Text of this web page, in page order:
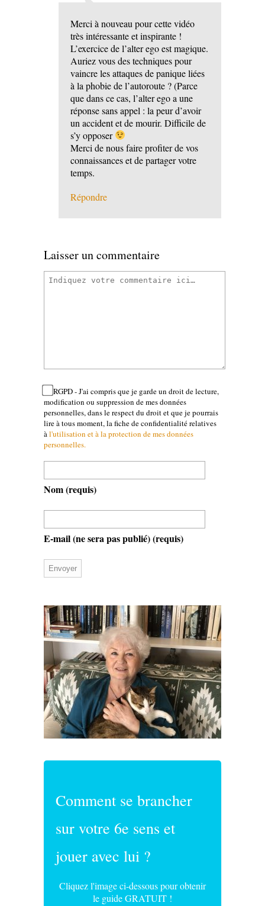
Merci à nouveau pour cette vidéo
très intéressante et inspirante !
L’exercice de l’alter ego est magique.
Auriez vous des techniques pour
vaincre les attaques de panique liées
à la phobie de l’autoroute ? (Parce
que dans ce cas, l’alter ego a une
réponse sans appel : la peur d’avoir
un accident et de mourir. Difficile de
s’y opposer
Merci de nous faire profiter de vos
connaissances et de partager votre
temps.
Répondre
Laisser un commentaire
RGPD - J'ai compris que je garde un droit de lecture,
modification ou suppression de mes données
personnelles, dans le respect du droit et que je pourrais
lire à tous moment, la fiche de confidentialité relatives
àl'utilisation et à la protection de mes données
personnelles.
Nom(requis)
E-mail (ne sera pas publié)(requis)
Comment se brancher
sur votre 6e sens et
jouer avec lui ?
Cliquez l'image ci-dessous pour obtenir
le guide GRATUIT !